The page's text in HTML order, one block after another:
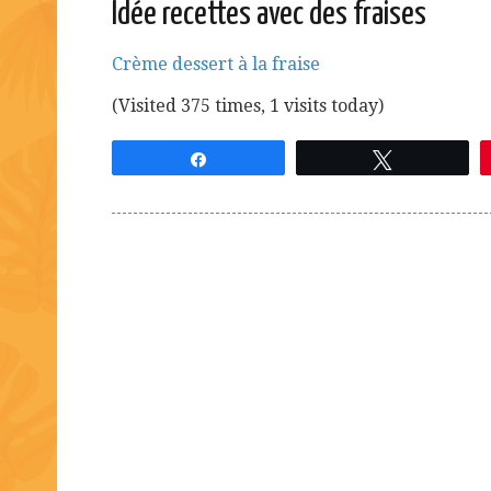
Idée recettes avec des fraises
Crème dessert à la fraise
(Visited 375 times, 1 visits today)